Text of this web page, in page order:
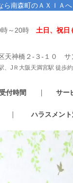
ら南森町のＡＸＩＡへ
時～20時 土日、祝
天神橋２-３-１０ サ
、JＲ大阪天満宮駅 徒歩
付時間 サー
ハラスメン